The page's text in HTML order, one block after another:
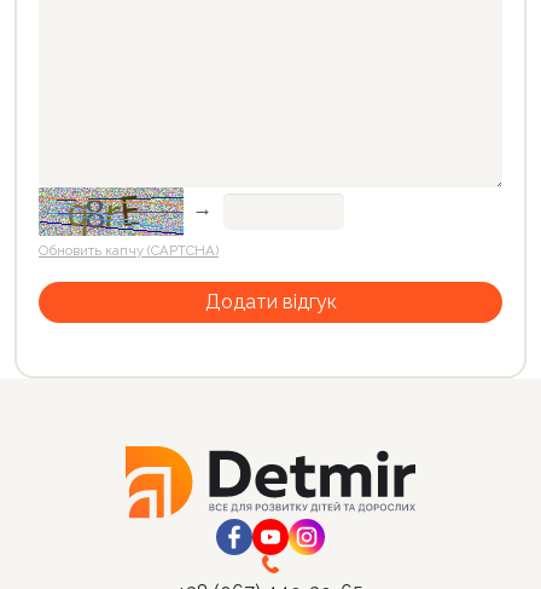
→
Обновить капчу (CAPTCHA)